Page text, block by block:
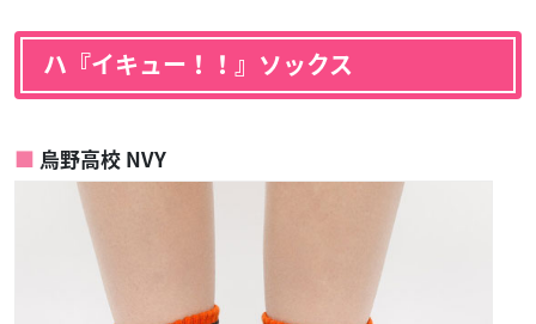
ハ『イキュー！！』ソックス
烏野高校 NVY